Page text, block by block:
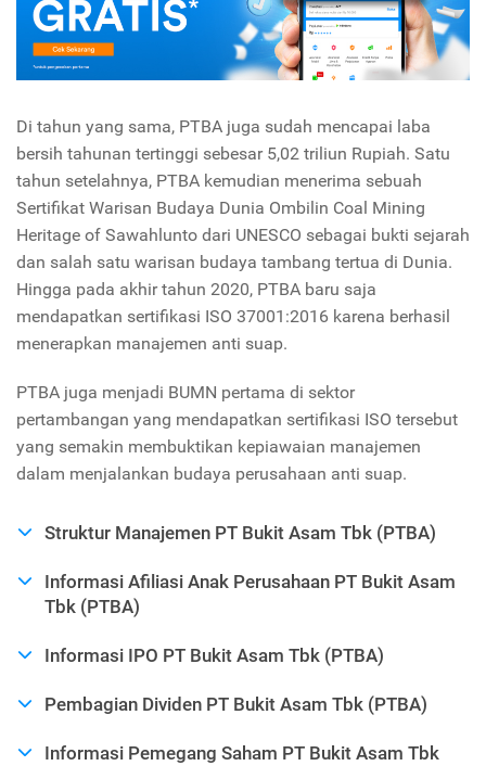
Di tahun yang sama, PTBA juga sudah mencapai laba
bersih tahunan tertinggi sebesar 5,02 triliun Rupiah. Satu
tahun setelahnya, PTBA kemudian menerima sebuah
Sertifikat Warisan Budaya Dunia Ombilin Coal Mining
Heritage of Sawahlunto dari UNESCO sebagai bukti sejarah
dan salah satu warisan budaya tambang tertua di Dunia.
Hingga pada akhir tahun 2020, PTBA baru saja
mendapatkan sertifikasi ISO 37001:2016 karena berhasil
menerapkan manajemen anti suap.
PTBA juga menjadi BUMN pertama di sektor
pertambangan yang mendapatkan sertifikasi ISO tersebut
yang semakin membuktikan kepiawaian manajemen
dalam menjalankan budaya perusahaan anti suap.
Struktur Manajemen PT Bukit Asam Tbk (PTBA)
Informasi Afiliasi Anak Perusahaan PT Bukit Asam
Tbk (PTBA)
Informasi IPO PT Bukit Asam Tbk (PTBA)
Pembagian Dividen PT Bukit Asam Tbk (PTBA)
Informasi Pemegang Saham PT Bukit Asam Tbk